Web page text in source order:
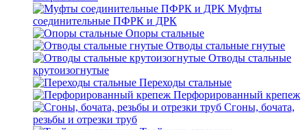
Муфты
соединительные ПФРК и ДРК
Опоры стальные
Отводы стальные гнутые
Отводы стальные
крутоизогнутые
Переходы стальные
Перфорированный крепеж
Сгоны, бочата,
резьбы и отрезки труб